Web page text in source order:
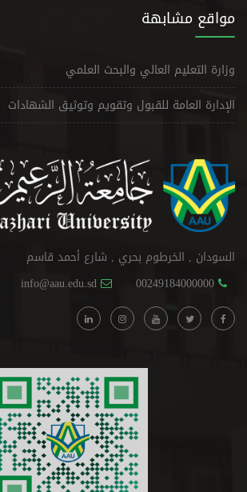
مواقع مشابهة
وزارة التعليم العالي والبحث العلمي
الإدارة العامة للقبول وتقويم وتوثيق الشهادات
السودان , الخرطوم بحري , شارع أحمد قاسم
00249184000000
info@aau.edu.sd